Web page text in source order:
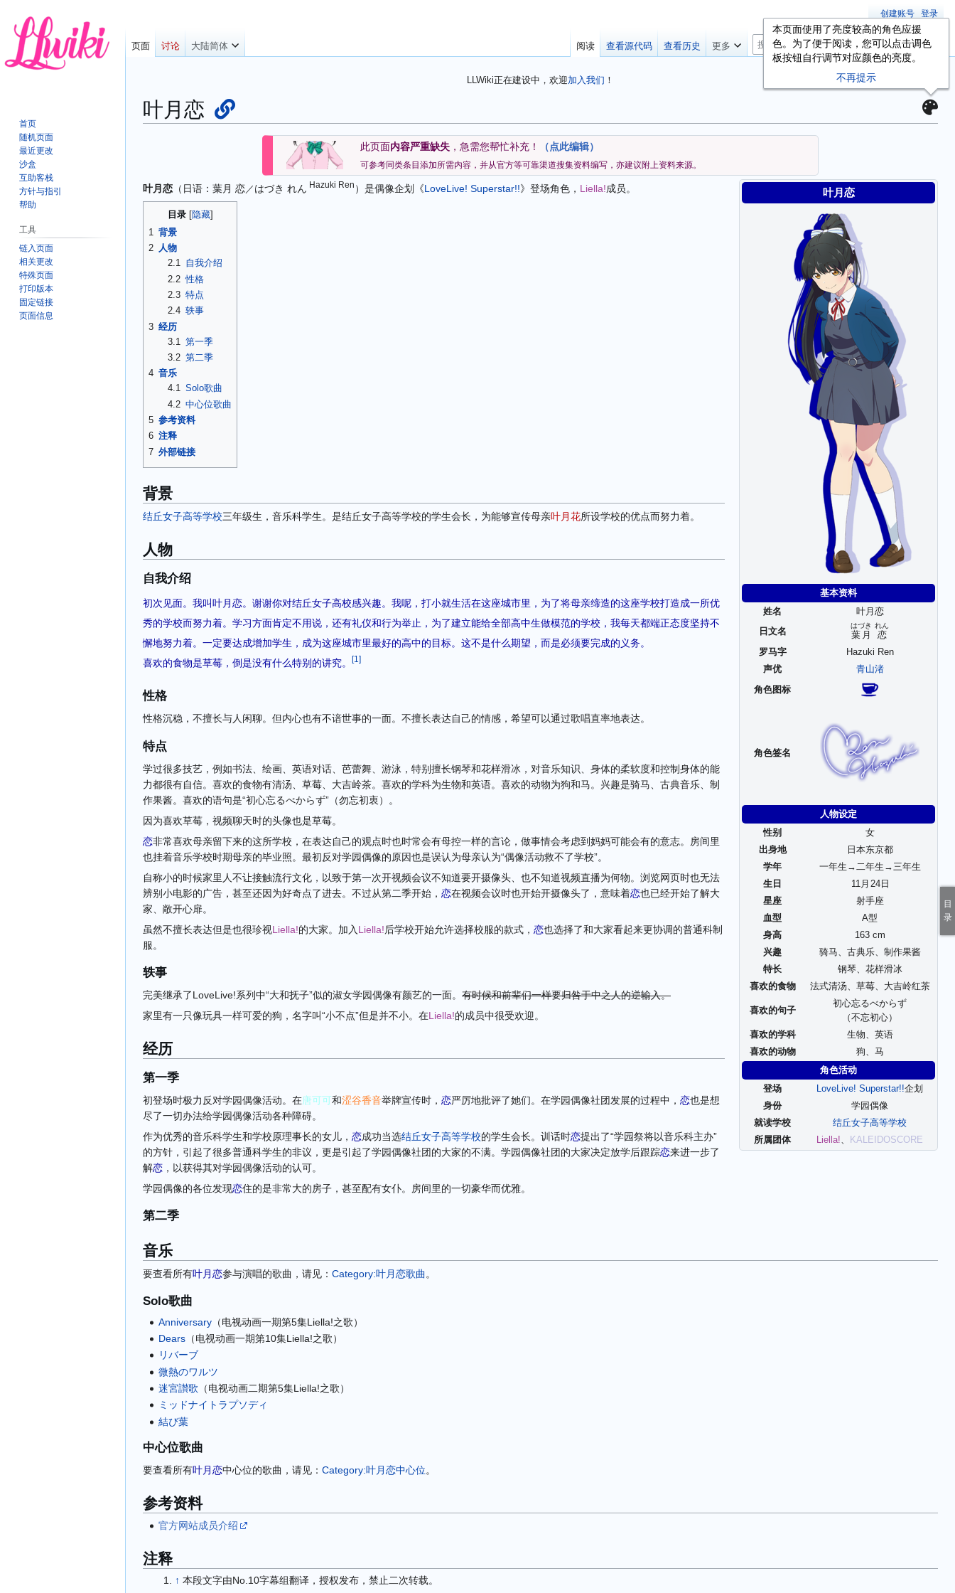
LLWiki正在建设中，欢迎加入我们 ！
叶月恋
导
航
搜
索
此页面内容严重缺失 ，急需您帮忙补充！ （点此编辑）
可参考同类条目添加所需内容，并从官方等可靠渠道搜集资料编写，亦建议附上资料来源。
叶月恋
基本资料
姓名
叶月恋
日文名
葉月
はづき
恋
れん
罗马字
Hazuki Ren
声优
青山渚
角色图标
角色签名
人物设定
性别
女
出身地
日本东京都
学年
一年生→二年生→三年生
生日
11月 24日
星座
射手座
血型
A型
身高
163 cm
兴趣
骑马、古典乐、制作果酱
特长
钢琴、花样滑冰
喜欢的食物
法式清汤、草莓、大吉岭红茶
喜欢的句子
初心忘るべからず
（不忘初心）
喜欢的学科
生物、英语
喜欢的动物
狗、马
角色活动
登场
LoveLive! Superstar!!企划
身份
学园偶像
就读学校
结丘女子高等学校
所属团体
Liella!、 KALEIDOSCORE
叶月恋 （日语： 葉月 恋／ はづき れん Hazuki Ren ）是偶像企划《LoveLive! Superstar!!》登场角色， Liella!成员。
目录
1 背景
2 人物
2.1 自我介绍
2.2 性格
2.3 特点
2.4 轶事
3 经历
3.1 第一季
3.2 第二季
4 音乐
4.1 Solo歌曲
4.2 中心位歌曲
5 参考资料
6 注释
7 外部链接
背景
结丘女子高等学校三年级生，音乐科学生。是结丘女子高等学校的学生会长，为能够宣传母亲叶月花所设学校的优点而努力着。
人物
自我介绍
初次见面。我叫叶月恋。谢谢你对结丘女子高校感兴趣。我呢，打小就生活在这座城市里，为了将母亲缔造的这座学校打造成一所优
秀的学校而努力着。学习方面肯定不用说，还有礼仪和行为举止，为了建立能给全部高中生做模范的学校，我每天都端正态度坚持不
懈地努力着。一定要达成增加学生，成为这座城市里最好的高中的目标。这不是什么期望，而是必须要完成的义务。
喜欢的食物是草莓，倒是没有什么特别的讲究。
[1 ]
性格
性格沉稳，不擅长与人闲聊。但内心也有不谙世事的一面。不擅长表达自己的情感，希望可以通过歌唱直率地表达。
特点
学过很多技艺，例如书法、绘画、英语对话、芭蕾舞、游泳，特别擅长钢琴和花样滑冰，对音乐知识、身体的柔软度和控制身体的能
力都很有自信。喜欢的食物有清汤、草莓、大吉岭茶。喜欢的学科为生物和英语。喜欢的动物为狗和马。兴趣是骑马、古典音乐、制
作果酱。喜欢的语句是“初心忘るべからず”（勿忘初衷）。
因为喜欢草莓，视频聊天时的头像也是草莓。
恋非常喜欢母亲留下来的这所学校，在表达自己的观点时也时常会有母控一样的言论，做事情会考虑到妈妈可能会有的意志。房间里
也挂着音乐学校时期母亲的毕业照。最初反对学园偶像的原因也是误认为母亲认为“偶像活动救不了学校”。
自称小的时候家里人不让接触流行文化，以致于第一次开视频会议不知道要开摄像头、也不知道视频直播为何物。浏览网页时也无法
辨别小电影的广告，甚至还因为好奇点了进去。不过从第二季开始， 恋在视频会议时也开始开摄像头了，意味着恋也已经开始了解大
家、敞开心扉。
虽然不擅长表达但是也很珍视Liella!的大家。加入 Liella!后学校开始允许选择校服的款式， 恋也选择了和大家看起来更协调的普通科制
服。
轶事
完美继承了LoveLive!系列中“大和抚子”似的淑女学园偶像有颜艺的一面。 有时候和前辈们一样要归咎于中之人的逆输入。
家里有一只像玩具一样可爱的狗，名字叫“小不点”但是并不小。在Liella!的成员中很受欢迎。
经历
第一季
初登场时极力反对学园偶像活动。在唐可可和涩谷香音举牌宣传时， 恋严厉地批评了她们。在学园偶像社团发展的过程中， 恋也是想
尽了一切办法给学园偶像活动各种障碍。
作为优秀的音乐科学生和学校原理事长的女儿， 恋成功当选结丘女子高等学校的学生会长。训话时恋提出了“学园祭将以音乐科主办”
的方针，引起了很多普通科学生的非议，更是引起了学园偶像社团的大家的不满。学园偶像社团的大家决定放学后跟踪恋来进一步了
解恋 ，以获得其对学园偶像活动的认可。
学园偶像的各位发现恋住的是非常大的房子，甚至配有女仆。房间里的一切豪华而优雅。
第二季
音乐
要查看所有叶月恋参与演唱的歌曲，请见： Category:叶月恋歌曲 。
Solo歌曲
Anniversary （电视动画一期第5集Liella!之歌）
Dears （电视动画一期第10集Liella!之歌）
リバーブ
微熱のワルツ
迷宮讃歌 （电视动画二期第5集Liella!之歌）
ミッドナイトラプソディ
結び葉
中心位歌曲
要查看所有叶月恋中心位的歌曲，请见： Category:叶月恋中心位。
参考资料
官方网站成员介绍
注释
↑ 本段文字由No.10字幕组翻译，授权发布，禁止二次转载。
创建账号 登录
页面 讨论 大陆简体 阅读 查看源代码 查看历史 更多
搜
索
首页
随机页面
最近更改
沙盒
互助客栈
方针与指引
帮助
工具
链入页面
相关更改
特殊页面
打印版本
固定链接
页面信息
本页面使用了亮度较高的角色应援
色。为了便于阅读，您可以点击调色
板按钮自行调节对应颜色的亮度。
不再提示